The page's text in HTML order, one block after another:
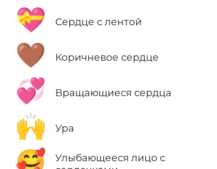
💝 Сердце с лентой
🤎 Коричневое сердце
💞 Вращающиеся сердца
🙌 Ура
🥰
Улыбающееся лицо с